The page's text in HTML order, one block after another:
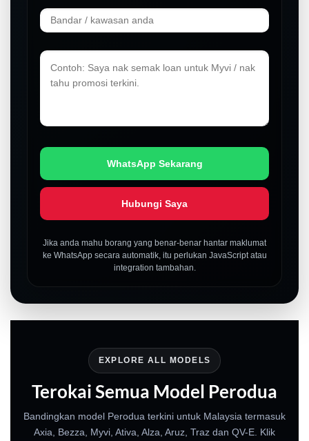
WhatsApp Sekarang
Hubungi Saya
Jika anda mahu borang yang benar-benar hantar maklumat
ke WhatsApp secara automatik, itu perlukan JavaScript atau
integration tambahan.
EXPLORE ALL MODELS
Terokai Semua Model Perodua
Bandingkan model Perodua terkini untuk Malaysia termasuk
Axia, Bezza, Myvi, Ativa, Alza, Aruz, Traz dan QV-E. Klik